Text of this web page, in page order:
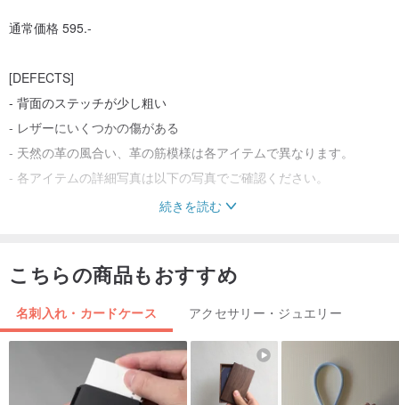
通常価格 595.-
[DEFECTS]
- 背面のステッチが少し粗い
- レザーにいくつかの傷がある
- 天然の革の風合い、革の筋模様は各アイテムで異なります。
- 各アイテムの詳細写真は以下の写真でご確認ください。
- 幅 10.2 x 高さ 7.3 cm
続きを読む
こちらの商品もおすすめ
名刺入れ・カードケース アクセサリー・ジュエリー